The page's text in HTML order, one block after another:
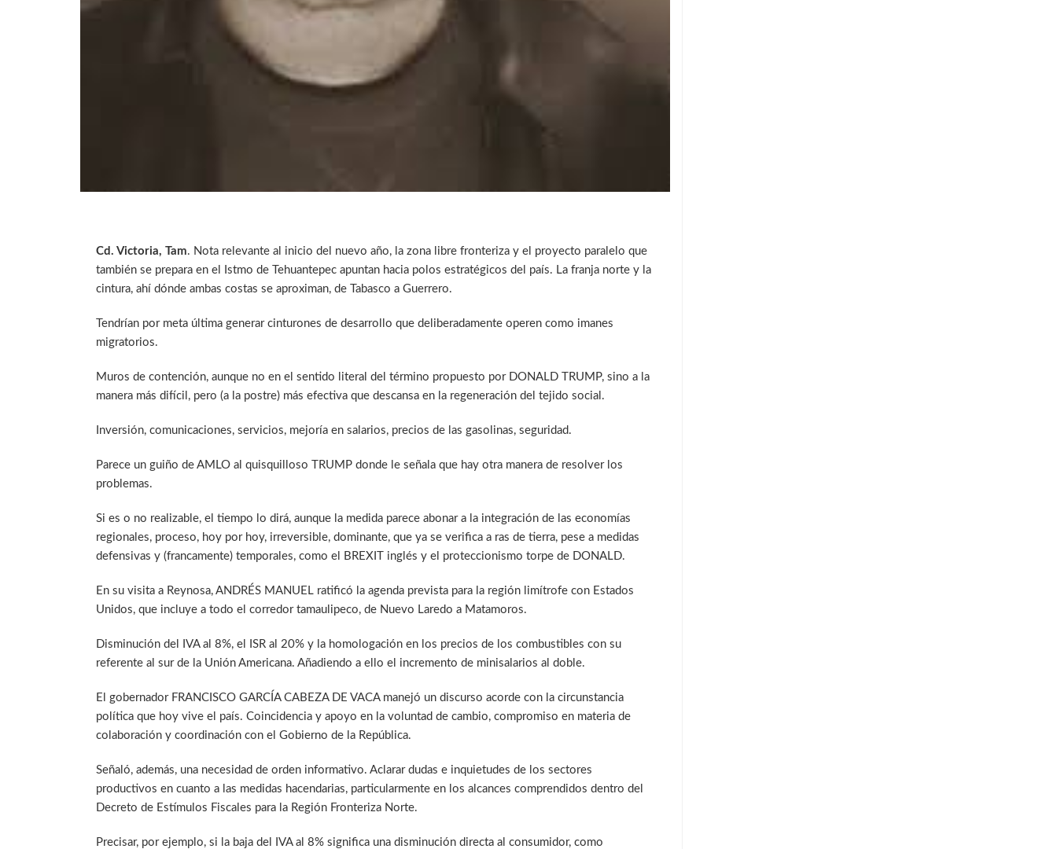
Cd. Victoria, Tam. Nota relevante al inicio del nuevo año, la zona libre fronteriza y el proyecto paralelo que
también se prepara en el Istmo de Tehuantepec apuntan hacia polos estratégicos del país. La franja norte y la
cintura, ahí dónde ambas costas se aproximan, de Tabasco a Guerrero.
Tendrían por meta última generar cinturones de desarrollo que deliberadamente operen como imanes
migratorios.
Muros de contención, aunque no en el sentido literal del término propuesto por DONALD TRUMP, sino a la
manera más difícil, pero (a la postre) más efectiva que descansa en la regeneración del tejido social.
Inversión, comunicaciones, servicios, mejoría en salarios, precios de las gasolinas, seguridad.
Parece un guiño de AMLO al quisquilloso TRUMP donde le señala que hay otra manera de resolver los
problemas.
Si es o no realizable, el tiempo lo dirá, aunque la medida parece abonar a la integración de las economías
regionales, proceso, hoy por hoy, irreversible, dominante, que ya se verifica a ras de tierra, pese a medidas
defensivas y (francamente) temporales, como el BREXIT inglés y el proteccionismo torpe de DONALD.
En su visita a Reynosa, ANDRÉS MANUEL ratificó la agenda prevista para la región limítrofe con Estados
Unidos, que incluye a todo el corredor tamaulipeco, de Nuevo Laredo a Matamoros.
Disminución del IVA al 8%, el ISR al 20% y la homologación en los precios de los combustibles con su
referente al sur de la Unión Americana. Añadiendo a ello el incremento de minisalarios al doble.
El gobernador FRANCISCO GARCÍA CABEZA DE VACA manejó un discurso acorde con la circunstancia
política que hoy vive el país. Coincidencia y apoyo en la voluntad de cambio, compromiso en materia de
colaboración y coordinación con el Gobierno de la República.
Señaló, además, una necesidad de orden informativo. Aclarar dudas e inquietudes de los sectores
productivos en cuanto a las medidas hacendarias, particularmente en los alcances comprendidos dentro del
Decreto de Estímulos Fiscales para la Región Fronteriza Norte.
Precisar, por ejemplo, si la baja del IVA al 8% significa una disminución directa al consumidor, como